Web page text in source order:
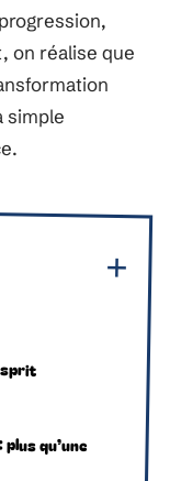
on réalise que
simple
qu’une